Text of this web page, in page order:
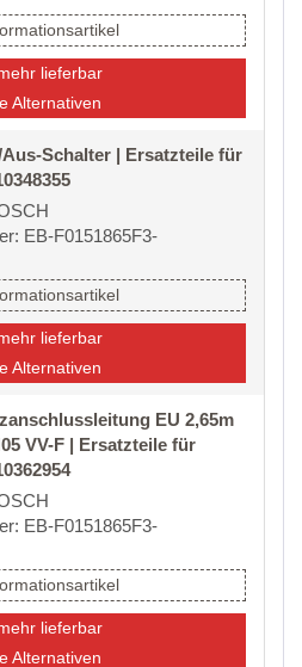
lieferbar
Alternativen
Schalter | Ersatzteile für
EB-F0151865F3-
lieferbar
Alternativen
EU 2,65m
VV-F | Ersatzteile für
EB-F0151865F3-
lieferbar
Alternativen